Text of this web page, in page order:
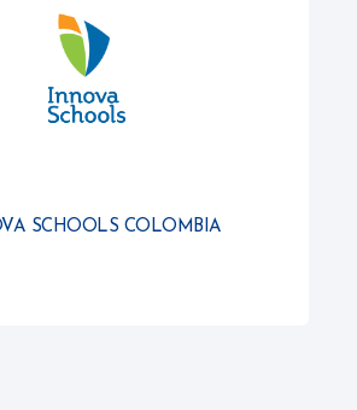
SCHOOLS COLOMBIA